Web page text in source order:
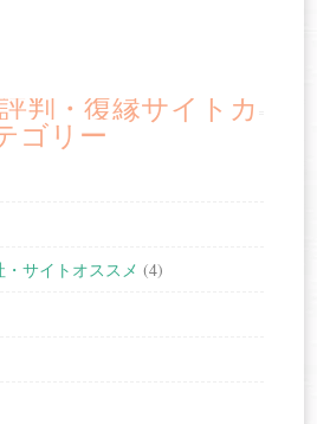
判・復縁サイトカ
ゴリー
サイトオススメ (4)